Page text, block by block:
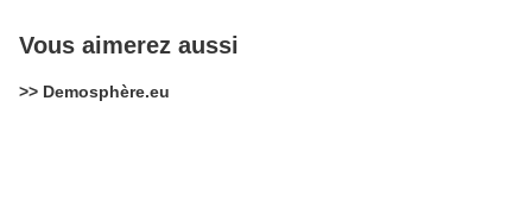
Vous aimerez aussi
>> Demosphère.eu